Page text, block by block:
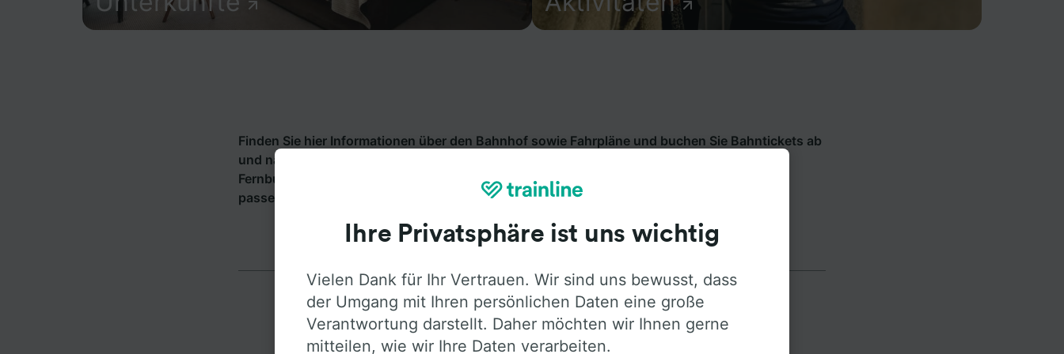
Finden Sie hier Informationen über den Bahnhof sowie Fahrpläne und buchen Sie Bahntickets ab
und nach Berlin Westhafen. Trainline bietet Verbindungen von mehr als 270 Bahn- und
Fernbusunternehmen wie
Deutsche Bahnin 45 Ländern an. Finden Sie mit Trainline die
passende Verbindung ab Berlin Westhafen.
Ihre Privatsphäre ist uns wichtig
Vielen Dank für Ihr Vertrauen. Wir sind uns bewusst, dass
der Umgang mit Ihren persönlichen Daten eine große
Verantwortung darstellt. Daher möchten wir Ihnen gerne
mitteilen, wie wir Ihre Daten verarbeiten.